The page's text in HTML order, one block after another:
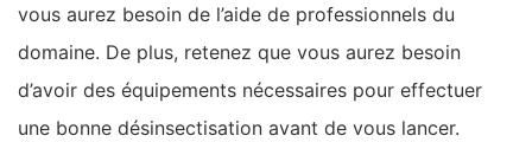
vous aurez besoin de l’aide de professionnels du
domaine. De plus, retenez que vous aurez besoin
d’avoir des équipements nécessaires pour effectuer
une bonne désinsectisation avant de vous lancer.